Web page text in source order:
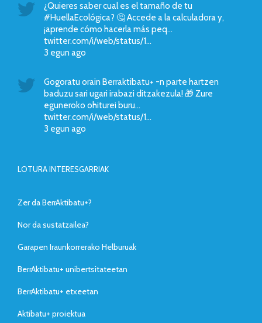
¿Quieres saber cual es el tamaño de tu
#HuellaEcológica? 🤔 Accede a la calculadora y,
¡aprende cómo hacerla más peq…
twitter.com/i/web/status/1…
3 egun ago
Gogoratu orain Berraktibatu+ -n parte hartzen
baduzu sari ugari irabazi ditzakezula! 🎁 Zure
eguneroko ohiturei buru…
twitter.com/i/web/status/1…
3 egun ago
LOTURA INTERESGARRIAK
Zer da BerrAktibatu+?
Nor da sustatzailea?
Garapen Iraunkorrerako Helburuak
BerrAktibatu+ unibertsitateetan
BerrAktibatu+ etxeetan
Aktibatu+ proiektua